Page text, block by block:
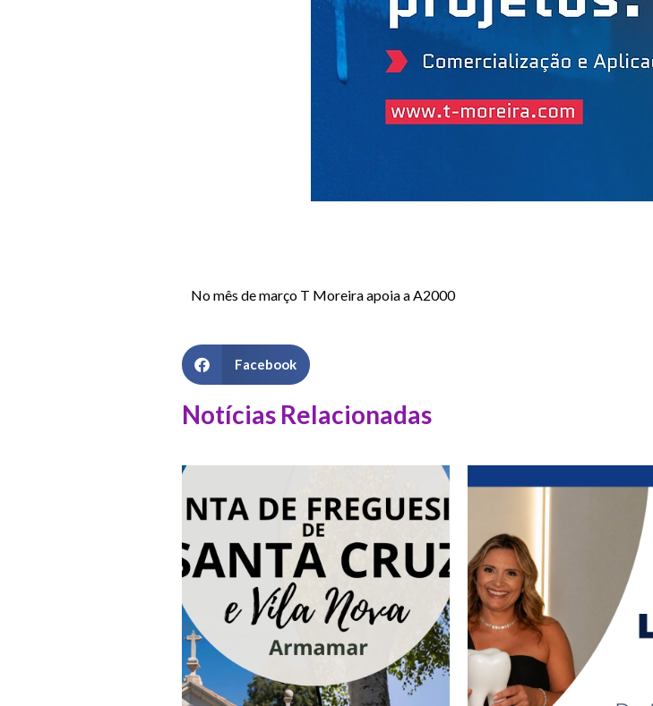
No mês de março T Moreira apoia a A2000
Facebook
Notícias Relacionadas